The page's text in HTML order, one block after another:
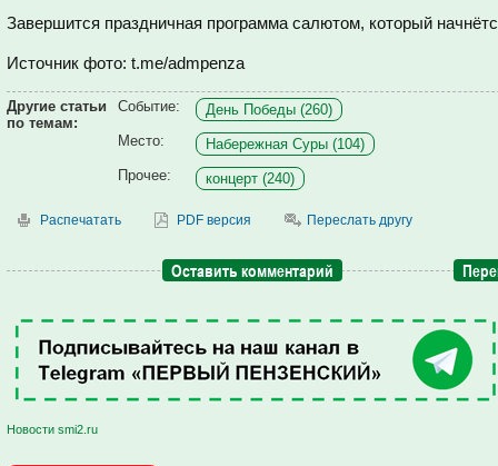
Завершится праздничная программа салютом, который
Источник фото: t.me/admpenza
Другие статьи
по темам:
Событие:
День Победы (260)
Место:
Набережная Суры (104)
Прочее:
концерт (240)
Распечатать PDF версия Переслать другу
Оставить комментарий
Новости smi2.ru